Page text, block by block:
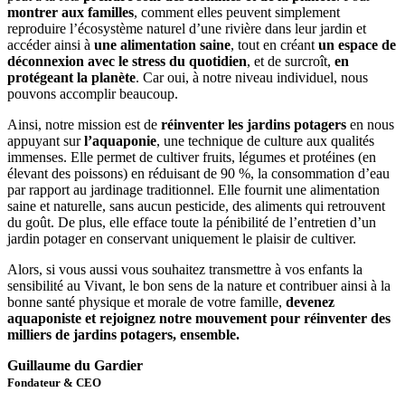
montrer aux familles, comment elles peuvent simplement
reproduire l’écosystème naturel d’une rivière dans leur jardin et
accéder ainsi à une alimentation saine, tout en créant un espace de
déconnexion avec le stress du quotidien, et de surcroît, en
protégeant la planète. Car oui, à notre niveau individuel, nous
pouvons accomplir beaucoup.
Ainsi, notre mission est de réinventer les jardins potagers en nous
appuyant surl’aquaponie, une technique de culture aux qualités
immenses. Elle permet de cultiver fruits, légumes et protéines (en
élevant des poissons) en réduisant de 90 %, la consommation d’eau
par rapport au jardinage traditionnel. Elle fournit une alimentation
saine et naturelle, sans aucun pesticide, des aliments qui retrouvent
du goût. De plus, elle efface toute la pénibilité de l’entretien d’un
jardin potager en conservant uniquement le plaisir de cultiver.
Alors, si vous aussi vous souhaitez transmettre à vos enfants la
sensibilité au Vivant, le bon sens de la nature et contribuer ainsi à la
bonne santé physique et morale de votre famille, devenez
aquaponiste et rejoignez notre mouvement pour réinventer des
milliers de jardins potagers, ensemble.
Guillaume du Gardier
Fondateur & CEO